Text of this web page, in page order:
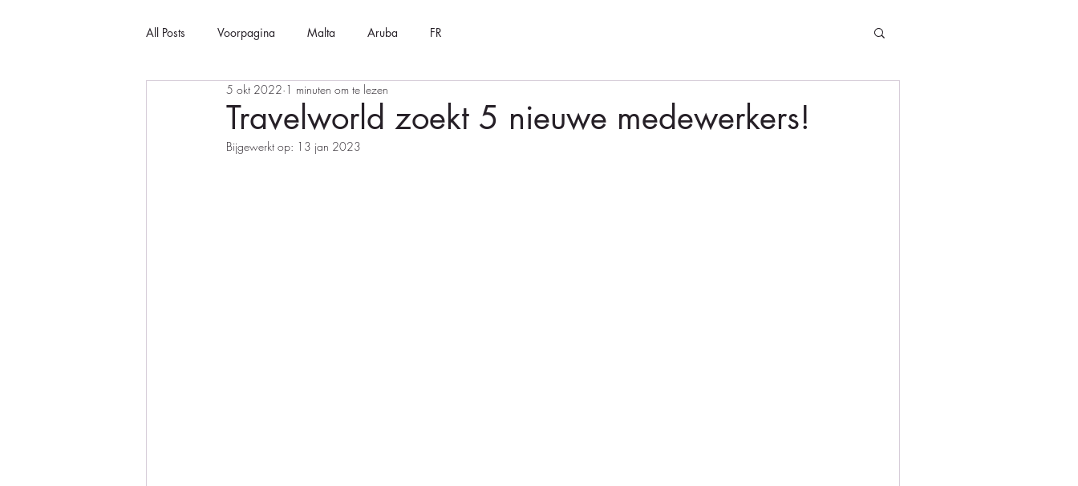
All Posts Voorpagina Malta Aruba FR
Travelworld zoekt 5 nieuwe medewerkers!
5 okt 2022 1 minuten om te lezen
Bijgewerkt op: 13 jan 2023